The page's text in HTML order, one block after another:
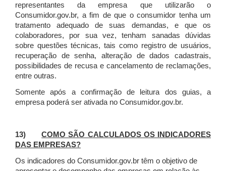
representantes da empresa que utilizarão o
Consumidor.gov.br, a fim de que o consumidor tenha um
tratamento adequado de suas demandas, e que os
colaboradores, por sua vez, tenham sanadas dúvidas
sobre questões técnicas, tais como registro de usuários,
recuperação de senha, alteração de dados cadastrais,
possibilidades de recusa e cancelamento de reclamações,
entre outras.
Somente após a confirmação de leitura dos guias, a
empresa poderá ser ativada no Consumidor.gov.br.
13)COMO SÃO CALCULADOS OS INDICADORES
DAS EMPRESAS?
Os indicadores do Consumidor.gov.br têm o objetivo de